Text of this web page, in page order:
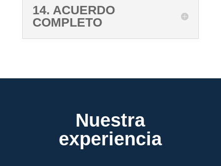
14. ACUERDO
COMPLETO
Nuestra
experiencia